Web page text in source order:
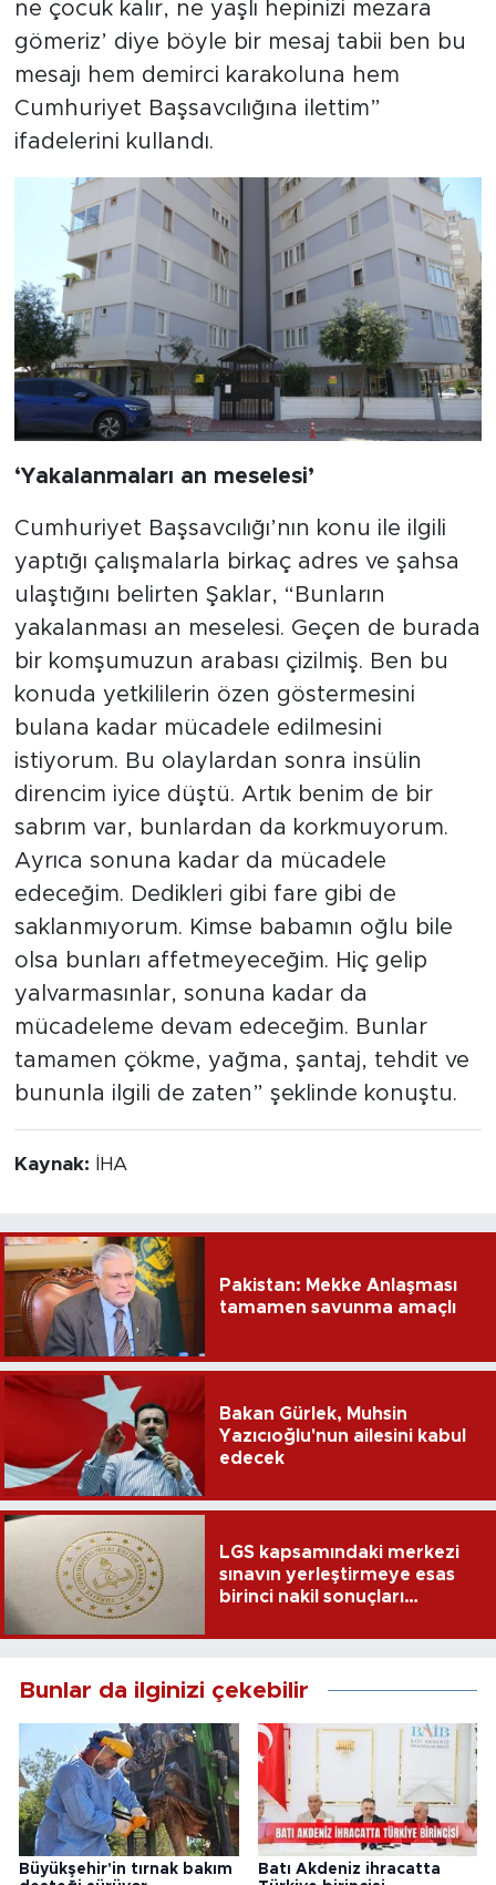
ne çocuk kalır, ne yaşlı hepinizi mezara
gömeriz’ diye böyle bir mesaj tabii ben bu
mesajı hem demirci karakoluna hem
Cumhuriyet Başsavcılığına ilettim”
ifadelerini kullandı.
‘Yakalanmaları an meselesi’
Cumhuriyet Başsavcılığı’nın konu ile ilgili
yaptığı çalışmalarla birkaç adres ve şahsa
ulaştığını belirten Şaklar, “Bunların
yakalanması an meselesi. Geçen de burada
bir komşumuzun arabası çizilmiş. Ben bu
konuda yetkililerin özen göstermesini
bulana kadar mücadele edilmesini
istiyorum. Bu olaylardan sonra insülin
direncim iyice düştü. Artık benim de bir
sabrım var, bunlardan da korkmuyorum.
Ayrıca sonuna kadar da mücadele
edeceğim. Dedikleri gibi fare gibi de
saklanmıyorum. Kimse babamın oğlu bile
olsa bunları affetmeyeceğim. Hiç gelip
yalvarmasınlar, sonuna kadar da
mücadeleme devam edeceğim. Bunlar
tamamen çökme, yağma, şantaj, tehdit ve
bununla ilgili de zaten” şeklinde konuştu.
Kaynak: İHA
Pakistan: Mekke Anlaşması
tamamen savunma amaçlı
Bakan Gürlek, Muhsin
Yazıcıoğlu'nun ailesini kabul
edecek
LGS kapsamındaki merkezi
sınavın yerleştirmeye esas
birinci nakil sonuçları
Bunlar da ilginizi çekebilir
Büyükşehir'in tırnak bakım
Batı Akdeniz ihracatta